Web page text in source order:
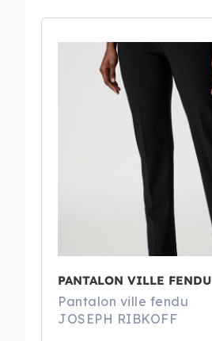
PANTALON VILLE FENDU
Pantalon ville fendu
JOSEPH RIBKOFF